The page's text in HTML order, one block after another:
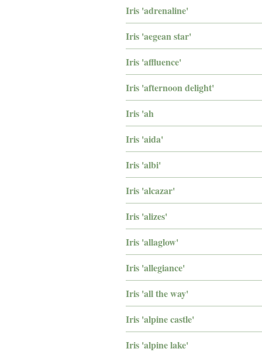
Iris 'adrenaline'
Iris 'aegean star'
Iris 'affluence'
Iris 'afternoon delight'
Iris 'ah
Iris 'aida'
Iris 'albi'
Iris 'alcazar'
Iris 'alizes'
Iris 'allaglow'
Iris 'allegiance'
Iris 'all the way'
Iris 'alpine castle'
Iris 'alpine lake'